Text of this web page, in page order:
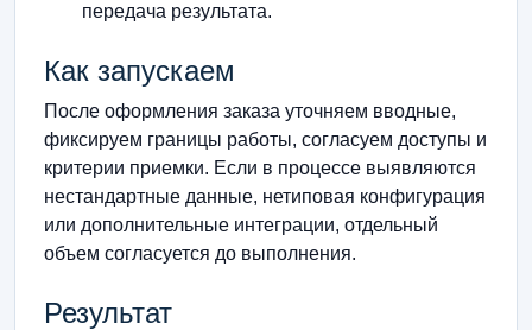
передача результата.
Как запускаем
После оформления заказа уточняем вводные,
фиксируем границы работы, согласуем доступы и
критерии приемки. Если в процессе выявляются
нестандартные данные, нетиповая конфигурация
или дополнительные интеграции, отдельный
объем согласуется до выполнения.
Результат